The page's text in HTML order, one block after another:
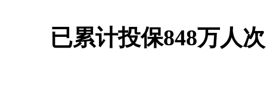
已累计投保848万人次